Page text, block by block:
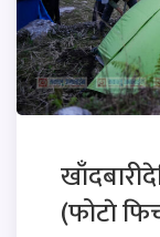
(फोटाे